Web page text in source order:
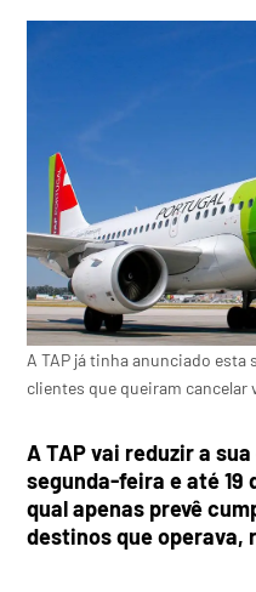
A TAP já tinha anunciado esta
clientes que queiram cancelar
A TAP vai reduzir a
segunda-feira e até 19
qual apenas prevê
destinos que operava,